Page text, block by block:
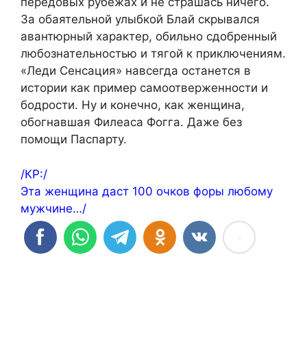
За обаятельной улыбкой Блай скрывался
авантюрный характер, обильно сдобренный
любознательностью и тягой к приключениям.
«Леди Сенсация» навсегда останется в
истории как пример самоотверженности и
бодрости. Ну и конечно, как женщина,
обогнавшая Филеаса Фогга. Даже без
помощи Паспарту.
/КР:/
Эта женщина даст 100 очков форы любому
мужчине…/